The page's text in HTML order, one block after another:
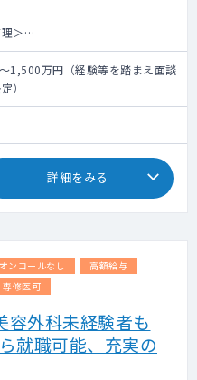
＞
入所者及び通所者の健康管理
健康相談、各種会議参加 等
90床
4～5件程度 ※年間 ※夜間発
応
帯】
ル＞
原則なし ※電話連絡のみ
週1～2件程度
1,500万円（経験等を踏まえ面談
）
詳細をみる
オンコールなし
高額給与
修医可
容外科未経験者も
就職可能、充実の